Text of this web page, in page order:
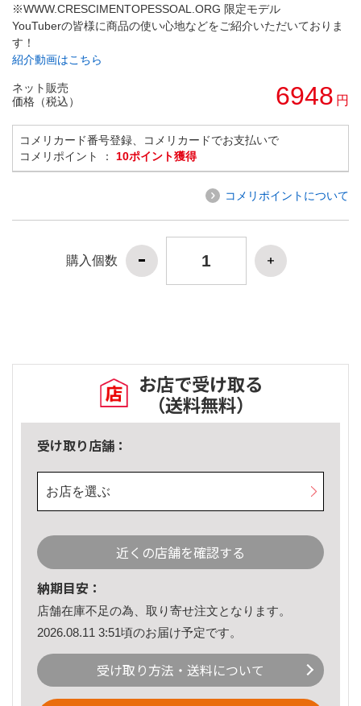
※WWW.CRESCIMENTOPESSOAL.ORG 限定モデル
YouTuberの皆様に商品の使い心地などをご紹介いただいておりま
す！
紹介動画はこちら
ネット販売
価格（税込）
6948 円
コメリカード番号登録、コメリカードでお支払いで
コメリポイント ： 10ポイント獲得
コメリポイントについて
購入個数
お店で受け取る
（送料無料）
受け取り店舗：
お店を選ぶ
近くの店舗を確認する
納期目安：
店舗在庫不足の為、取り寄せ注文となります。
2026.08.11 3:51頃のお届け予定です。
受け取り方法・送料について